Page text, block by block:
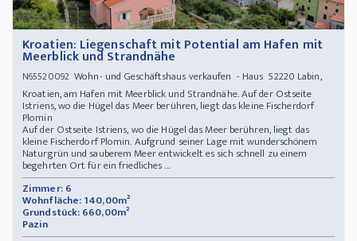
Kroatien: Liegenschaft mit Potential am Hafen mit
Meerblick und Strandnähe
N65520092Wohn- und Geschäftshaus verkaufen - Haus 52220 Labin,
Kroatien, am Hafen mit Meerblick und Strandnähe. Auf der Ostseite
Istriens, wo die Hügel das Meer berühren, liegt das kleine Fischerdorf
Plomin
Auf der Ostseite Istriens, wo die Hügel das Meer berühren, liegt das
kleine Fischerdorf Plomin. Aufgrund seiner Lage mit wunderschönem
Naturgrün und sauberem Meer entwickelt es sich schnell zu einem
begehrten Ort für ein friedliches ...
Zimmer: 6
Wohnfläche: 140,00m²
Grundstück: 660,00m²
Pazin